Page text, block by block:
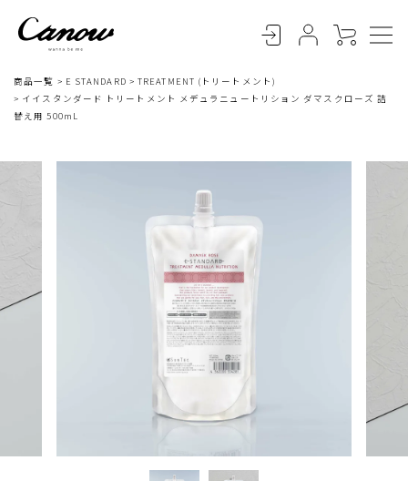
商品一覧 E STANDARD
TREATMENT (トリートメント)
イイスタンダード トリートメント メデュラニュートリション ダマスクローズ 詰
替え用 500mL